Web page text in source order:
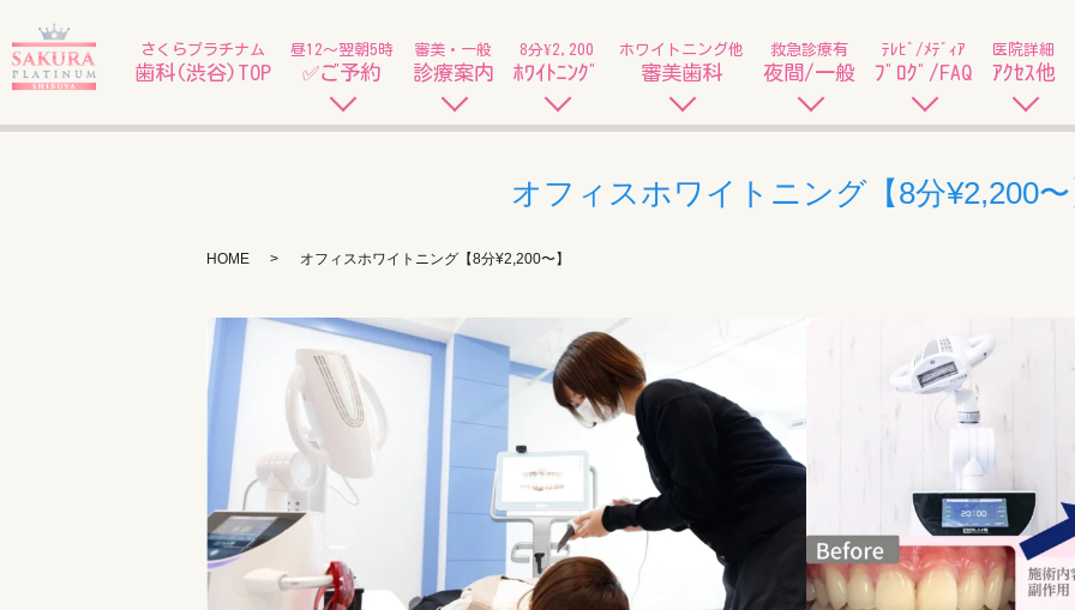
さくらプラチナム
歯科(渋谷)TOP
昼12〜翌朝5時
✅ご予約
審美・一般
診療案内
8分¥2,200
ﾎﾜｲﾄﾆﾝｸﾞ
ホワイトニング他
審美歯科
救急診療有
夜間/一般
ﾃﾚﾋﾞ/ﾒﾃﾞｨｱ
ﾌﾞﾛｸﾞ/FAQ
医院詳細
ｱｸｾｽ他
オフィスホワイトニング【8分¥2,200
HOME オフィスホワイトニング【8分¥2,200〜】